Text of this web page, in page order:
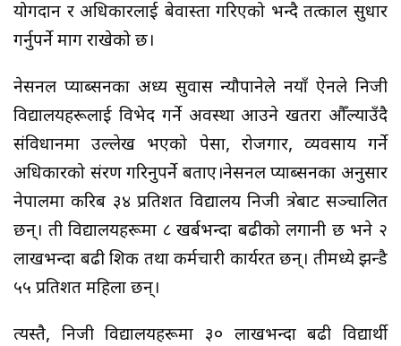
योगदान र अधिकारलाई बेवास्ता गरिएको भन्दै तत्काल सुधार
गर्नुपर्ने माग राखेको छ।
नेसनल प्याब्सनका अध्यक्ष सुवास न्यौपानेले नयाँ ऐनले निजी
विद्यालयहरूलाई विभेद गर्ने अवस्था आउने खतरा औँल्याउँदै
संविधानमा उल्लेख भएको पेसा, रोजगार, व्यवसाय गर्ने
अधिकारको संरक्षण गरिनुपर्ने बताए।नेसनल प्याब्सनका अनुसार
नेपालमा करिब ३४ प्रतिशत विद्यालय निजी क्षेत्रबाट सञ्चालित
छन्। ती विद्यालयहरूमा ८ खर्बभन्दा बढीको लगानी छ भने २
लाखभन्दा बढी शिक्षक तथा कर्मचारी कार्यरत छन्। तीमध्ये झन्डै
५५ प्रतिशत महिला छन्।
त्यस्तै, निजी विद्यालयहरूमा ३० लाखभन्दा बढी विद्यार्थी